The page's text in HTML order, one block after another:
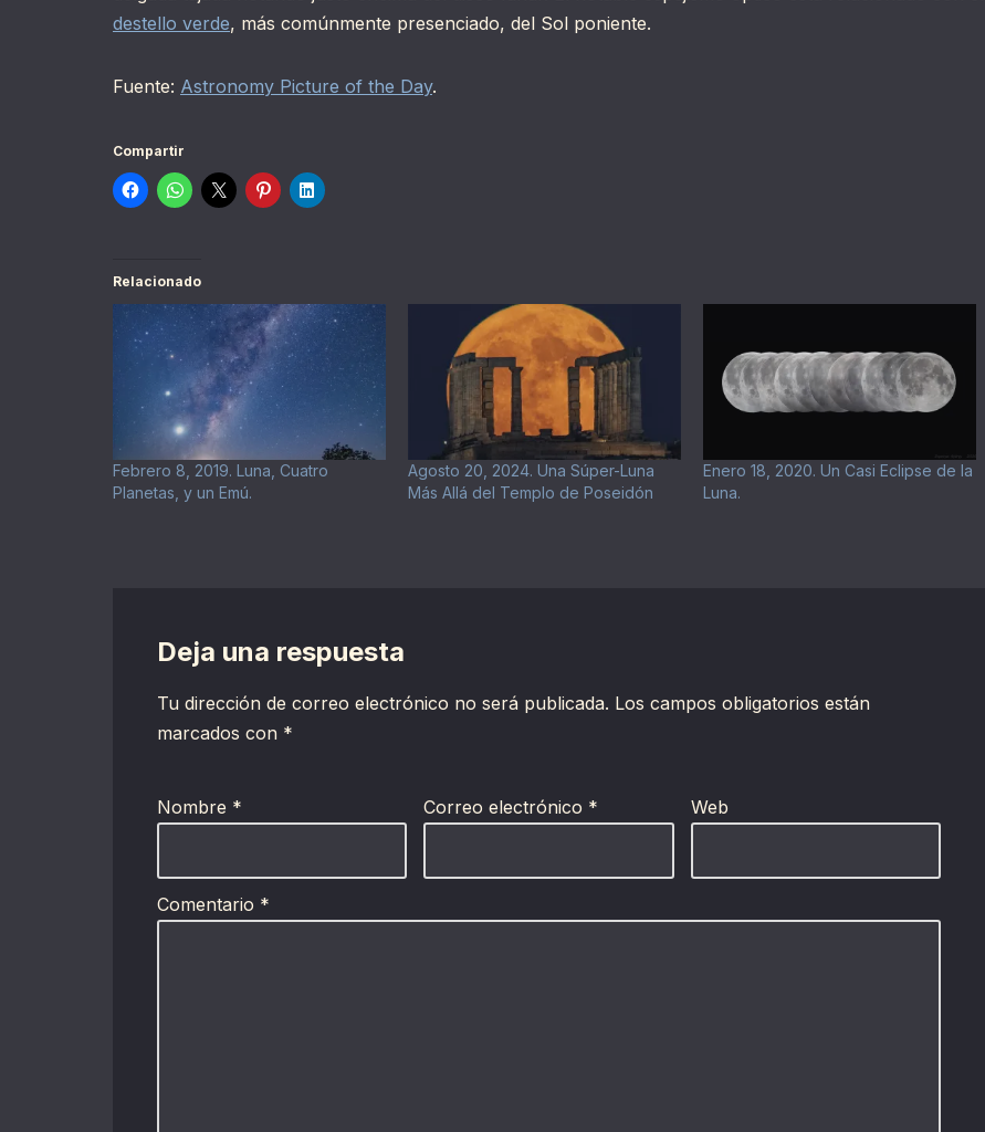
destello verde, más comúnmente presenciado, del Sol poniente.
Fuente: Astronomy Picture of the Day.
Compartir
Relacionado
Febrero 8, 2019. Luna, Cuatro
Planetas, y un Emú.
Agosto 20, 2024. Una Súper-Luna
Más Allá del Templo de Poseidón
Enero 18, 2020. Un Casi Eclipse de la
Luna.
Deja una respuesta
Tu dirección de correo electrónico no será publicada. Los campos obligatorios están
marcados con *
Nombre * Correo electrónico * Web
Comentario *